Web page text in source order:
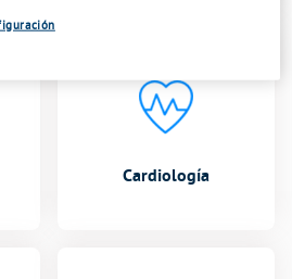
Cardiología